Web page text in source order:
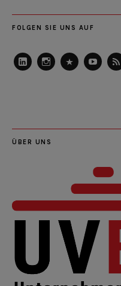
FOLGEN SIE UNS AUF
ÜBER UNS